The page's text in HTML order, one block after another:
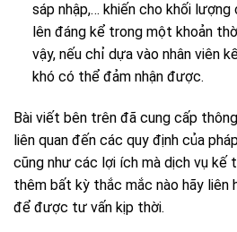
sáp nhập,… khiến cho khối
lên đáng kể trong một khoản
vậy, nếu chỉ dựa vào nhân viên
khó có thể đảm nhận được.
Bài viết bên trên đã cung cấp
liên quan đến các quy định của
cũng như các lợi ích mà dịch vụ kế
thêm bất kỳ thắc mắc nào hãy liên
để được tư vấn kịp thời.